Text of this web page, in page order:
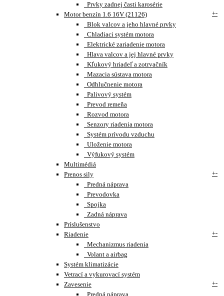
Prvky zadnej časti karosérie
Motor benzín 1.6 16V (21126)
+-
Blok valcov a jeho hlavné prvky
Chladiaci systém motora
Elektrické zariadenie motora
Hlava valcov a jej hlavné prvky
Kľukový hriadeľ a zotrvačník
Mazacia sústava motora
Odhlučnenie motora
Palivový systém
Prevod remeňa
Rozvod motora
Senzory riadenia motora
Systém prívodu vzduchu
Uloženie motora
Výfukový systém
Multimédiá
Prenos sily
+-
Predná náprava
Prevodovka
Spojka
Zadná náprava
Príslušenstvo
Riadenie
+-
Mechanizmus riadenia
Volant a airbag
Systém klimatizácie
Vetrací a vykurovací systém
Zavesenie
+-
Predná náprava